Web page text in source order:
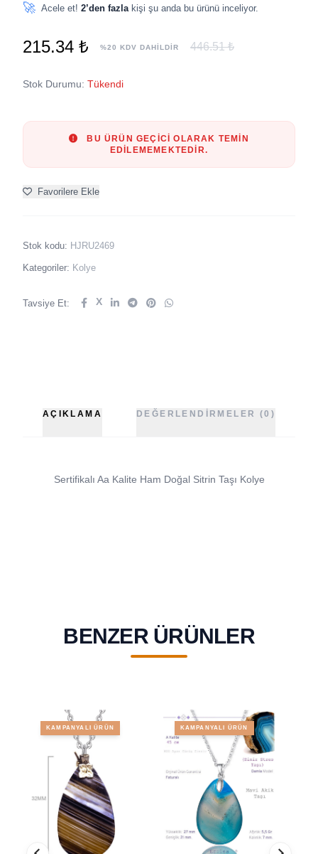
🚀 Acele et! 2’den fazla kişi şu anda bu ürünü inceliyor.
215.34 ₺ %20 KDV DAHİLDİR 446.51 ₺
Stok Durumu: Tükendi
BU ÜRÜN GEÇICI OLARAK TEMIN
EDILEMEMEKTEDIR.
Favorilere Ekle
Stok kodu: HJRU2469
Kategoriler: Kolye
Tavsiye Et: X
AÇIKLAMA DEĞERLENDIRMELER (0)
Sertifikalı Aa Kalite Ham Doğal Sitrin Taşı Kolye
BENZER ÜRÜNLER
KAMPANYALI ÜRÜN KAMPANYALI ÜRÜN